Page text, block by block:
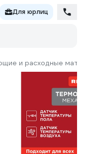
Для юрлиц
и расходные